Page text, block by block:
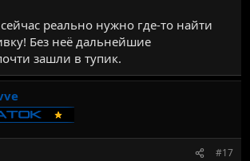
реально нужно где-то найти
Без неё дальнейшие
зашли в тупик.
#17